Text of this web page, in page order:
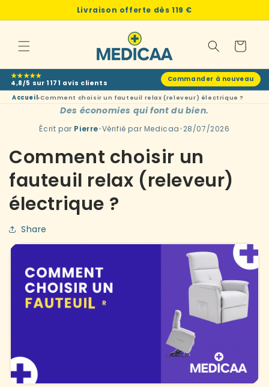
Livraison offerte dès119 €
Panier
★★★★★
4,8/5 sur 1171 avis clients Commander à nouveau
Accueil›Comment choisir un fauteuil relax (releveur) électrique ?
Des économies qui font du bien.
Écrit par Pierre•Vérifié par Medicaa•28/07/2026
Comment choisir un
fauteuil relax (releveur)
électrique ?
Share